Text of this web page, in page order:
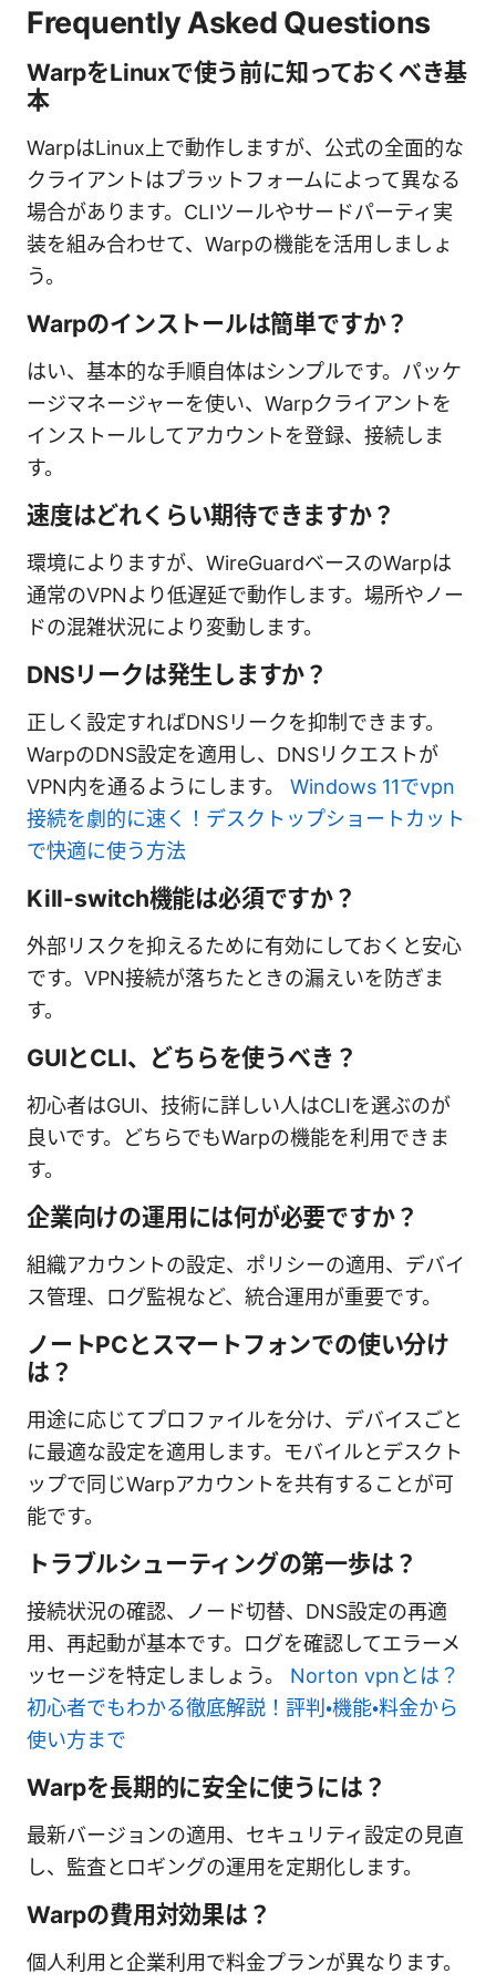
Frequently Asked Questions
WarpをLinuxで使う前に知っておくべき基
本
WarpはLinux上で動作しますが、公式の全面的な
クライアントはプラットフォームによって異なる
場合があります。CLIツールやサードパーティ実
装を組み合わせて、Warpの機能を活用しましょ
う。
Warpのインストールは簡単ですか？
はい、基本的な手順自体はシンプルです。パッケ
ージマネージャーを使い、Warpクライアントを
インストールしてアカウントを登録、接続しま
す。
速度はどれくらい期待できますか？
環境によりますが、WireGuardベースのWarpは
通常のVPNより低遅延で動作します。場所やノー
ドの混雑状況により変動します。
DNSリークは発生しますか？
正しく設定すればDNSリークを抑制できます。
WarpのDNS設定を適用し、DNSリクエストが
VPN内を通るようにします。 Windows 11でvpn
接続を劇的に速く！デスクトップショートカット
で快適に使う方法
Kill-switch機能は必須ですか？
外部リスクを抑えるために有効にしておくと安心
です。VPN接続が落ちたときの漏えいを防ぎま
す。
GUIとCLI、どちらを使うべき？
初心者はGUI、技術に詳しい人はCLIを選ぶのが
良いです。どちらでもWarpの機能を利用できま
す。
企業向けの運用には何が必要ですか？
組織アカウントの設定、ポリシーの適用、デバイ
ス管理、ログ監視など、統合運用が重要です。
ノートPCとスマートフォンでの使い分け
は？
用途に応じてプロファイルを分け、デバイスごと
に最適な設定を適用します。モバイルとデスクト
ップで同じWarpアカウントを共有することが可
能です。
トラブルシューティングの第一歩は？
接続状況の確認、ノード切替、DNS設定の再適
用、再起動が基本です。ログを確認してエラーメ
ッセージを特定しましょう。 Norton vpnとは？
初心者でもわかる徹底解説！評判・機能・料金から
使い方まで
Warpを長期的に安全に使うには？
最新バージョンの適用、セキュリティ設定の見直
し、監査とロギングの運用を定期化します。
Warpの費用対効果は？
個人利用と企業利用で料金プランが異なります。